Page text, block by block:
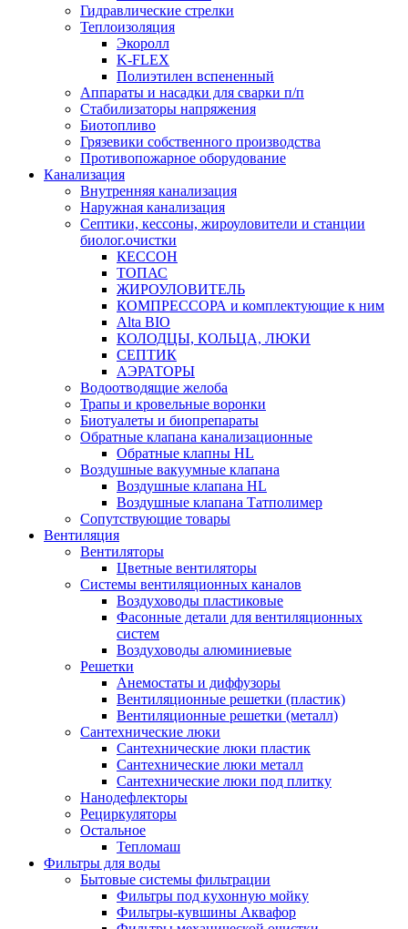
Гидравлические стрелки
Теплоизоляция
Экоролл
K-FLEX
Полиэтилен вспененный
Аппараты и насадки для сварки п/п
Стабилизаторы напряжения
Биотопливо
Грязевики собственного производства
Противопожарное оборудование
Канализация
Внутренняя канализация
Наружная канализация
Септики, кессоны, жироуловители и станции
биолог.очистки
КЕССОН
ТОПАС
ЖИРОУЛОВИТЕЛЬ
КОМПРЕССОРА и комплектующие к ним
Alta BIO
КОЛОДЦЫ, КОЛЬЦА, ЛЮКИ
СЕПТИК
АЭРАТОРЫ
Водоотводящие желоба
Трапы и кровельные воронки
Биотуалеты и биопрепараты
Обратные клапана канализационные
Обратные клапны HL
Воздушные вакуумные клапана
Воздушные клапана HL
Воздушные клапана Татполимер
Сопутствующие товары
Вентиляция
Вентиляторы
Цветные вентиляторы
Системы вентиляционных каналов
Воздуховоды пластиковые
Фасонные детали для вентиляционных
систем
Воздуховоды алюминиевые
Решетки
Анемостаты и диффузоры
Вентиляционные решетки (пластик)
Вентиляционные решетки (металл)
Сантехнические люки
Сантехнические люки пластик
Сантехнические люки металл
Сантехнические люки под плитку
Нанодефлекторы
Рециркуляторы
Остальное
Тепломаш
Фильтры для воды
Бытовые системы фильтрации
Фильтры под кухонную мойку
Фильтры-кувшины Аквафор